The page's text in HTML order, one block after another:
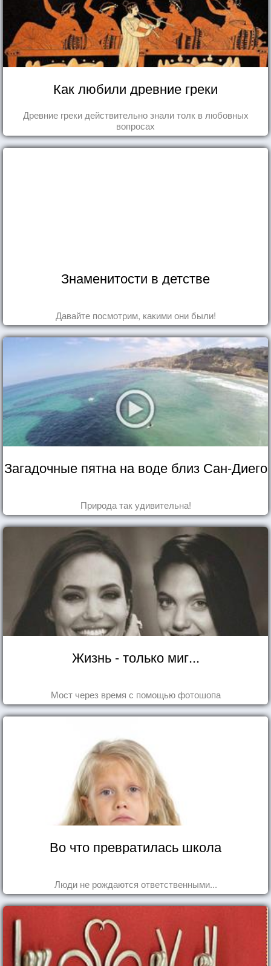
Как любили древние греки
Древние греки действительно знали толк в любовных
вопросах
Знаменитости в детстве
Давайте посмотрим, какими они были!
Загадочные пятна на воде близ Сан-Диего
Природа так удивительна!
Жизнь - только миг...
Мост через время с помощью фотошопа
Во что превратилась школа
Люди не рождаются ответственными...